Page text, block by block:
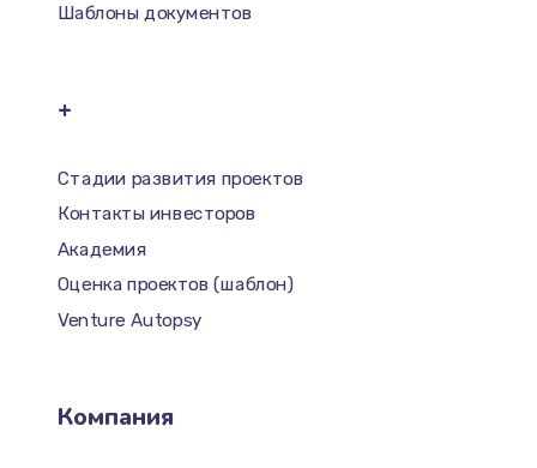
Шаблоны документов
+
Стадии развития проектов
Контакты инвесторов
Академия
Оценка проектов (шаблон)
Venture Autopsy
Компания